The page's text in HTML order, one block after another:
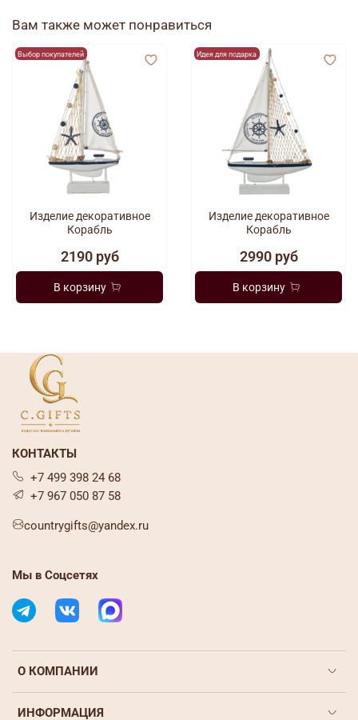
Вам также может понравиться
Выбор покупателей
Изделие декоративное
Корабль
2190 руб
В корзину
Идея для подарка
Изделие декоративное
Корабль
2990 руб
В корзину
О КОМПАНИИ
ИНФОРМАЦИЯ
КОНТАКТЫ
+7 499 398 24 68
+7 967 050 87 58
countrygifts@yandex.ru
Мы в Соцсетях